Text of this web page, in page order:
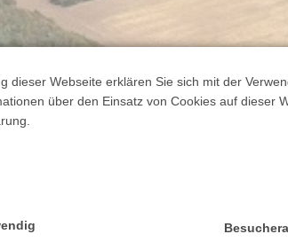
dieser Webseite erklären Sie sich mit der
über den Einsatz von Cookies auf dieser